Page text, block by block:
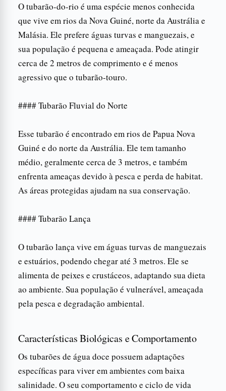
O tubarão-do-rio é uma espécie menos conhecida
que vive em rios da Nova Guiné, norte da Austrália e
Malásia. Ele prefere águas turvas e manguezais, e
sua população é pequena e ameaçada. Pode atingir
cerca de 2 metros de comprimento e é menos
agressivo que o tubarão-touro.
#### Tubarão Fluvial do Norte
Esse tubarão é encontrado em rios de Papua Nova
Guiné e do norte da Austrália. Ele tem tamanho
médio, geralmente cerca de 3 metros, e também
enfrenta ameaças devido à pesca e perda de habitat.
As áreas protegidas ajudam na sua conservação.
#### Tubarão Lança
O tubarão lança vive em águas turvas de manguezais
e estuários, podendo chegar até 3 metros. Ele se
alimenta de peixes e crustáceos, adaptando sua dieta
ao ambiente. Sua população é vulnerável, ameaçada
pela pesca e degradação ambiental.
Características Biológicas e Comportamento
Os tubarões de água doce possuem adaptações
específicas para viver em ambientes com baixa
salinidade. O seu comportamento e ciclo de vida